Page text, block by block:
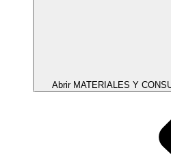
Abrir MATERIALES Y